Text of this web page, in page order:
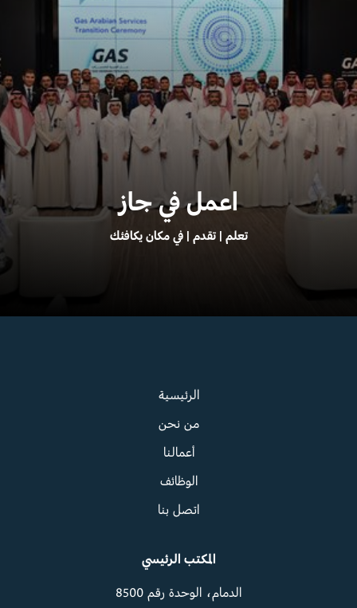
اعمل في جاز
تعلم | تقدم | في مكان يكافئك
الرئيسية
من نحن
أعمالنا
الوظائف
اتصل بنا
المكتب الرئيسي
الدمام، الوحدة رقم 8500